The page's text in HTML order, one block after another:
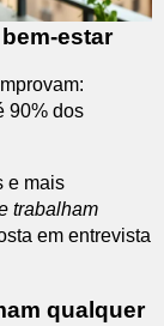
estar
90% dos
e mais
trabalham
em entrevista
qualquer